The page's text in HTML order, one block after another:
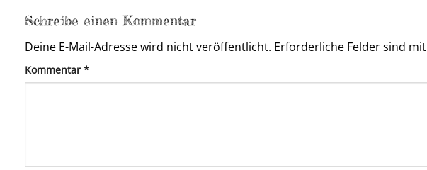
Schreibe einen Kommentar
Deine E-Mail-Adresse wird nicht veröffentlicht. Erforderliche Felder sind mit
Kommentar *